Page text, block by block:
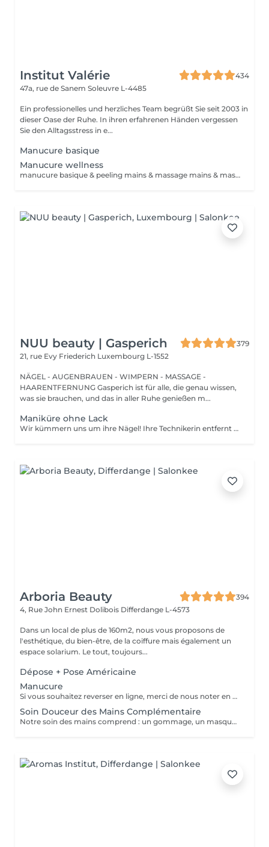
Institut Valérie
434
47a, rue de Sanem Soleuvre L-4485
Ein professionelles und herzliches Team begrüßt Sie seit 2003 in
dieser Oase der Ruhe. In ihren erfahrenen Händen vergessen
Sie den Alltagsstress in e...
Manucure basique
Manucure wellness
manucure basique & peeling mains & massage mains & masque cocon (chauffant) durée 60min
NUU beauty | Gasperich
379
21, rue Evy Friederich Luxembourg L-1552
NÄGEL - AUGENBRAUEN - WIMPERN - MASSAGE -
HAARENTFERNUNG Gasperich ist für alle, die genau wissen,
was sie brauchen, und das in aller Ruhe genießen m...
Maniküre ohne Lack
Wir kümmern uns um ihre Nägel! Ihre Technikerin entfernt sanft abgestorbene hautzellen, feilt und formt ihre Nägel und poliert die oberfläche für ein glattes, natürliches finish. Unsere meister bieten kantige, hardware- oder kombinierte manicures an, je nach ihren wünschen. Wie wird eine manicure ohne nagellack durchgeführt? - raue haut wird sanft entfernt - die form der nagelplatte wird behutsam korrigiert - die Nagelhaut und seitlichen ränder werden sorgfältig bearbeitet - Nagelhautöl und handcreme werden aufgetragen, um zu pflegen und zu hydratisieren Altersbeschränkung: empfohlen ab 14 Jahren. Nachbehandlungsempfehlungen: es sind keine speziellen Nachbehandlungen erforderlich. Häufigkeit: alle 3 Wochen.
Arboria Beauty
394
4, Rue John Ernest Dolibois Differdange L-4573
Dans un local de plus de 160m2, nous vous proposons de
l'esthétique, du bien-être, de la coiffure mais également un
espace solarium. Le tout, toujours...
Dépose + Pose Américaine
Manucure
Si vous souhaitez reverser en ligne, merci de nous noter en commentaire si vous avez sur vos ongles du vernis classique ou du vernis semi permanent.
Soin Douceur des Mains Complémentaire
Notre soin des mains comprend : un gommage, un masque, un massage, une huile fortifiante pour les ongles, une base durcissante et l'application d'une crème